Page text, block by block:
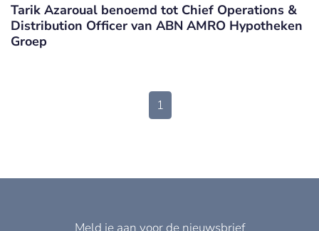
Tarik Azaroual benoemd tot Chief Operations &
Distribution Officer van ABN AMRO Hypotheken
Groep
1